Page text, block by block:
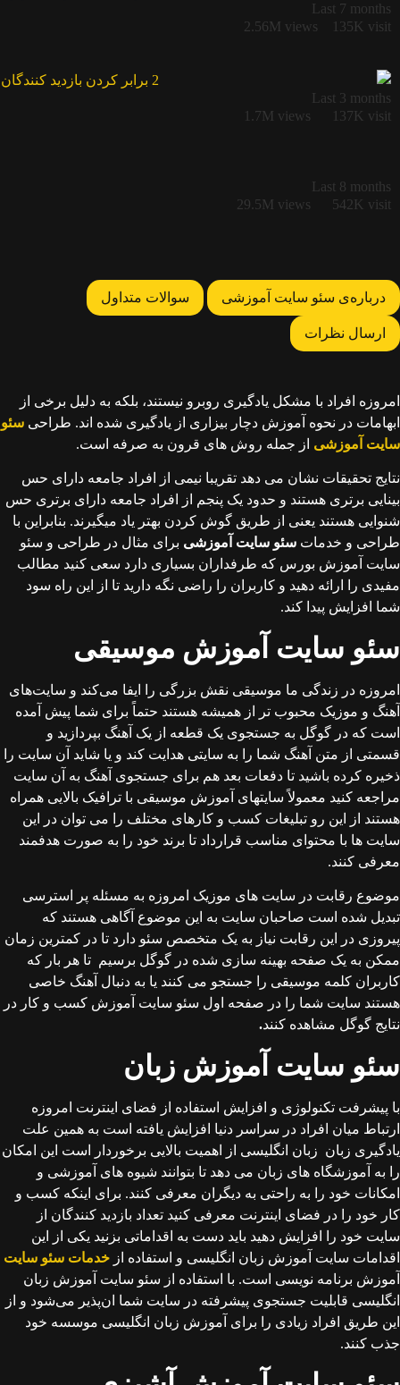
Last 7 months
2.56M views
135K visit
Last 3 months
1.7M views
137K visit​
Last 8 months
29.5M views
542K visit
درباره‌ی سئو سایت آموزشی سوالات متداول
ارسال نظرات
امروزه افراد با مشکل یادگیری روبرو نیستند، بلکه به دلیل برخی از
ابهامات در نحوه آموزش دچار بیزاری از یادگیری شده اند. طراحی سئو
سایت آموزشی از جمله روش های قرون به صرفه است.
نتایج تحقیقات نشان می دهد تقریبا نیمی از افراد جامعه دارای حس
بینایی برتری هستند و حدود یک پنجم از افراد جامعه دارای برتری حس
شنوایی هستند یعنی از طریق گوش کردن بهتر یاد میگیرند. بنابراین با
طراحی و خدمات سئو سایت آموزشی برای مثال در طراحی و سئو
سایت آموزش بورس که طرفداران بسیاری دارد سعی کنید مطالب
مفیدی را ارائه دهید و کاربران را راضی نگه دارید تا از این راه سود
شما افزایش پیدا کند.
سئو سایت آموزش موسیقی
امروزه در زندگی ما موسیقی نقش بزرگی را ایفا می‌کند و سایت‌های
آهنگ و موزیک محبوب تر از همیشه هستند حتماً برای شما پیش آمده
است که در گوگل به جستجوی یک قطعه از یک آهنگ بپردازید و
قسمتی از متن آهنگ شما را به سایتی هدایت کند و یا شاید آن سایت را
ذخیره کرده باشید تا دفعات بعد هم برای جستجوی آهنگ به آن سایت
مراجعه کنید معمولاً سایتهای آموزش موسیقی با ترافیک بالایی همراه
هستند از این رو تبلیغات کسب و کارهای مختلف را می توان در این
سایت ها با محتوای مناسب قرارداد تا برند خود را به صورت هدفمند
معرفی کنند.
موضوع رقابت در سایت های موزیک امروزه به مسئله پر استرسی
تبدیل شده است صاحبان سایت به این موضوع آگاهی هستند که
پیروزی در این رقابت نیاز به یک متخصص سئو دارد تا در کمترین زمان
ممکن به یک صفحه بهینه سازی شده در گوگل برسیم تا هر بار که
کاربران کلمه موسیقی را جستجو می کنند یا به دنبال آهنگ خاصی
هستند سایت شما را در صفحه اول سئو سایت آموزش کسب و کار در
نتایج گوگل مشاهده کنند.
سئو سایت آموزش زبان
با پیشرفت تکنولوژی و افزایش استفاده از فضای اینترنت امروزه
ارتباط میان افراد در سراسر دنیا افزایش یافته است به همین علت
یادگیری زبان زبان انگلیسی از اهمیت بالایی برخوردار است این امکان
را به آموزشگاه های زبان می دهد تا بتوانند شیوه های آموزشی و
امکانات خود را به راحتی به دیگران معرفی کنند. برای اینکه کسب و
کار خود را در فضای اینترنت معرفی کنید تعداد بازدید کنندگان از
سایت خود را افزایش دهید باید دست به اقداماتی بزنید یکی از این
اقدامات سایت آموزش زبان انگلیسی و استفاده از خدمات سئو سایت
آموزش برنامه نویسی است. با استفاده از سئو سایت آموزش زبان
انگلیسی قابلیت جستجوی پیشرفته در سایت شما ان‌پذیر می‌شود و از
این طریق افراد زیادی را برای آموزش زبان انگلیسی موسسه خود
جذب کنند.